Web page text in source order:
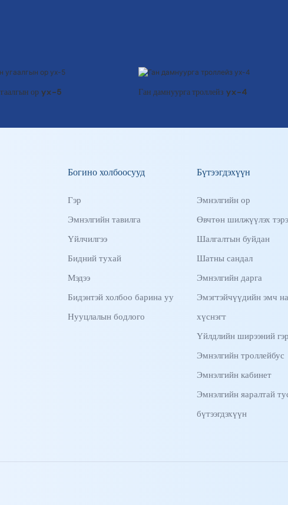
ор yx-5 Ган дамнуурга троллейз yx-4
Богино холбоосууд
Гэр
Эмнэлгийн тавилга
Үйлчилгээ
Бидний тухай
Мэдээ
Бидэнтэй холбоо барина уу
Нууцлалын бодлого
Бүтээгдэхүүн
Эмнэлгийн ор
Өвчтөн шилжүүлэх
Шалгалтын буйдан
Шатны сандал
Эмнэлгийн дарга
Эмэгтэйчүүдийн эмч
хүснэгт
Үйлдлийн ширээний
Эмнэлгийн троллейбус
Эмнэлгийн кабинет
Эмнэлгийн яаралтай
бүтээгдэхүүн